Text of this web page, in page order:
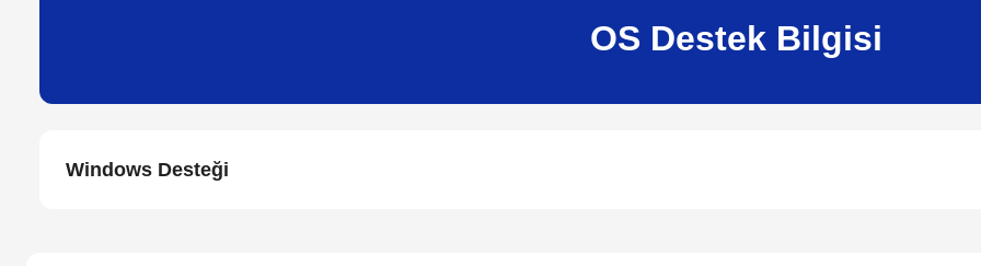
OS Destek Bilgisi
Windows Desteği